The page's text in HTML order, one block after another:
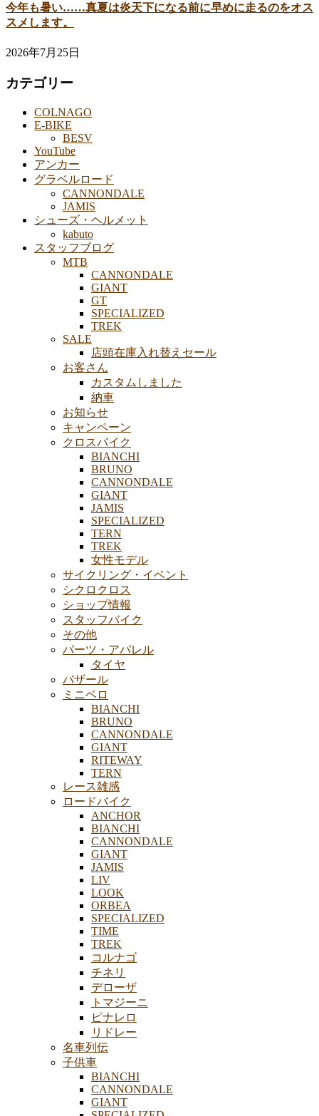
今年も暑い……真夏は炎天下になる前に早めに走るのをオス
スメします。
2026年7月25日
カテゴリー
COLNAGO
E-BIKE
BESV
YouTube
アンカー
グラベルロード
CANNONDALE
JAMIS
シューズ・ヘルメット
kabuto
スタッフブログ
MTB
CANNONDALE
GIANT
GT
SPECIALIZED
TREK
SALE
店頭在庫入れ替えセール
お客さん
カスタムしました
納車
お知らせ
キャンペーン
クロスバイク
BIANCHI
BRUNO
CANNONDALE
GIANT
JAMIS
SPECIALIZED
TERN
TREK
女性モデル
サイクリング・イベント
シクロクロス
ショップ情報
スタッフバイク
その他
パーツ・アパレル
タイヤ
バザール
ミニベロ
BIANCHI
BRUNO
CANNONDALE
GIANT
RITEWAY
TERN
レース雑感
ロードバイク
ANCHOR
BIANCHI
CANNONDALE
GIANT
JAMIS
LIV
LOOK
ORBEA
SPECIALIZED
TIME
TREK
コルナゴ
チネリ
デローザ
トマジーニ
ピナレロ
リドレー
名車列伝
子供車
BIANCHI
CANNONDALE
GIANT